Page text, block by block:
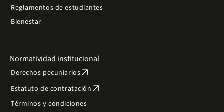
Reglamentos de estudiantes
Bienestar
Normatividad institucional
Derechos pecuniariosarrow_outward
Estatuto de contratación arrow_outward
Términos y condiciones